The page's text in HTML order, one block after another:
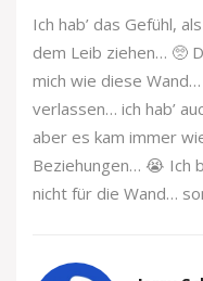
Ich hab’ das Gefühl,
dem Leib ziehen… 🥺
mich wie diese
verlassen… ich hab’
aber es kam immer
Beziehungen… 😭 Ich
nicht für die Wand…